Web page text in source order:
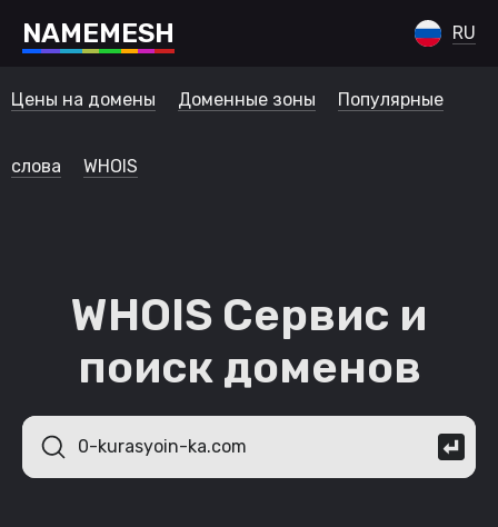
NAMEMESH RU
Цены на домены Доменные зоны Популярные
слова WHOIS
WHOIS Сервис и
поиск доменов